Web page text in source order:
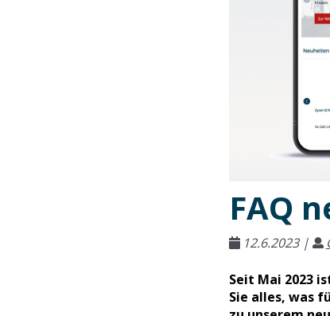
FAQ
12.6.2023 |
Seit Mai 2023
Sie alles, was